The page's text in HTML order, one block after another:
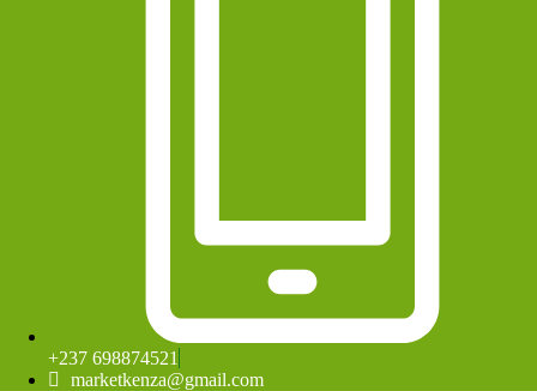
+237 698874521
marketkenza@gmail.com